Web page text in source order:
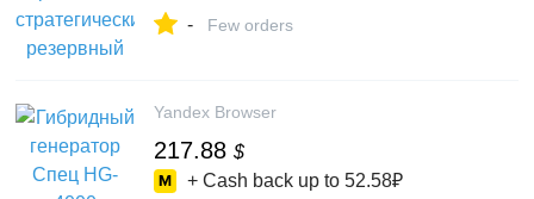
магазине Qi Long Han e-commerce на
- Few orders
Yandex Browser
217.88 $
+ Cash back up to 52.58₽